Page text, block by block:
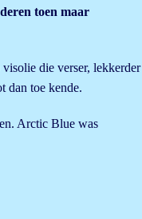
toen maar
die verser, lekkerder
dan toe kende.
Arctic Blue was